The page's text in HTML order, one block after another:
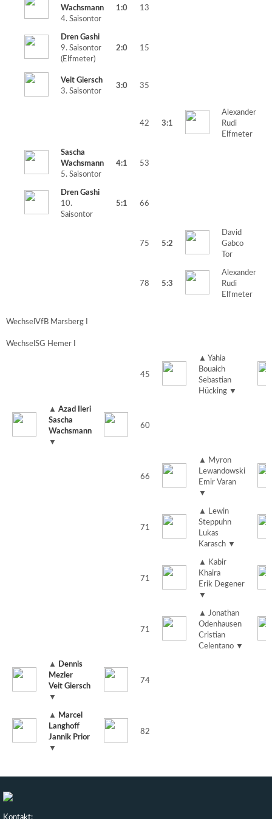
Wachsmann
4. Saisontor
1:0 13
Dren Gashi
9. Saisontor
(Elfmeter)
2:0 15
Veit Giersch
3. Saisontor
3:0 35
42 3:1
Alexander
Rudi
Elfmeter
Sascha
Wachsmann
5. Saisontor
4:1 53
Dren Gashi
10.
Saisontor
5:1 66
75 5:2
David
Gabco
Tor
78 5:3
Alexander
Rudi
Elfmeter
Wechsel VfB Marsberg I
Wechsel SG Hemer I
45
▲ Yahia
Bouaich
Sebastian
Hücking ▼
▲ Azad Ileri
Sascha
Wachsmann
▼
60
66
▲
Myron
Lewandowski
Emir Varan
▼
71
▲
Lewin
Steppuhn
Lukas
Karasch ▼
71
▲
Kabir
Khaira
Erik Degener
▼
71
▲ Jonathan
Odenhausen
Cristian
Celentano ▼
▲
Dennis
Mezler
Veit Giersch
▼
74
▲
Marcel
Langhoff
Jannik Prior
▼
82